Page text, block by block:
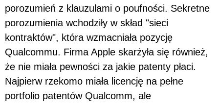
porozumień z klauzulami o poufności. Sekretne
porozumienia wchodziły w skład "sieci
kontraktów", która wzmacniała pozycję
Qualcommu. Firma Apple skarżyła się również,
że nie miała pewności za jakie patenty płaci.
Najpierw rzekomo miała licencję na pełne
portfolio patentów Qualcomm, ale